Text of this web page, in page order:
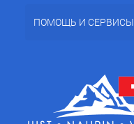
ПОМОЩЬ И СЕРВИСЫ